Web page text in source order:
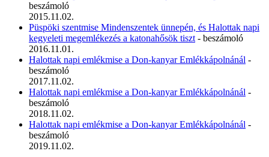
beszámoló
2015.11.02.
Püspöki szentmise Mindenszentek ünnepén, és Halottak napi
kegyeleti megemlékezés a katonahősök tiszt - beszámoló
2016.11.01.
Halottak napi emlékmise a Don-kanyar Emlékkápolnánál -
beszámoló
2017.11.02.
Halottak napi emlékmise a Don-kanyar Emlékkápolnánál -
beszámoló
2018.11.02.
Halottak napi emlékmise a Don-kanyar Emlékkápolnánál -
beszámoló
2019.11.02.